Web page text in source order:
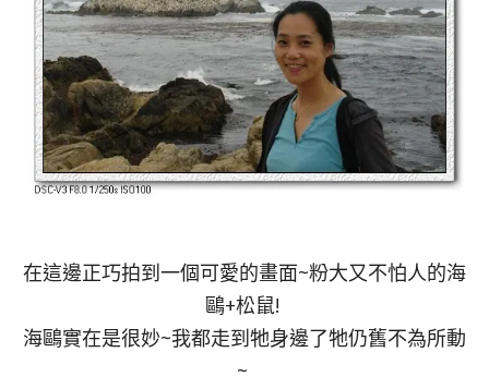
在這邊正巧拍到一個可愛的畫面~粉大又不怕人的海
鷗+松鼠!
海鷗實在是很妙~我都走到牠身邊了牠仍舊不為所動
~